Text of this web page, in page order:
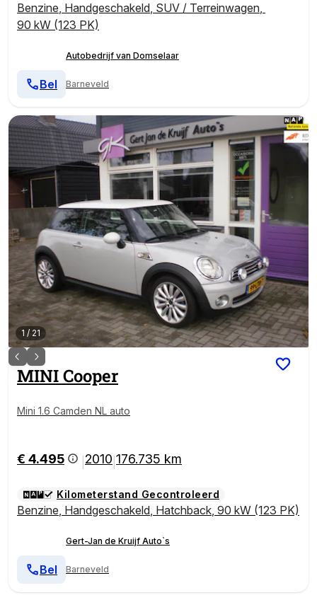
Benzine, Handgeschakeld, SUV / Terreinwagen,
90 kW (123 PK)
Autobedrijf van Domselaar
Barneveld
Bel
1 / 21
MINICooper
Mini 1.6 Camden NL auto
€ 4.495 2010 176.735 km
Kilometerstand Gecontroleerd
Benzine, Handgeschakeld, Hatchback, 90 kW (123 PK)
Gert-Jan de Kruijf Auto`s
Barneveld
Bel